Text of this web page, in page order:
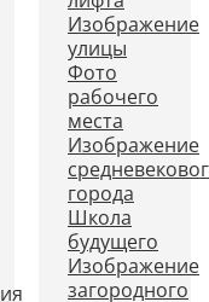
Изображение
улицы
Фото
рабочего
места
Изображение
города
Школа
будущего
Изображение
загородного